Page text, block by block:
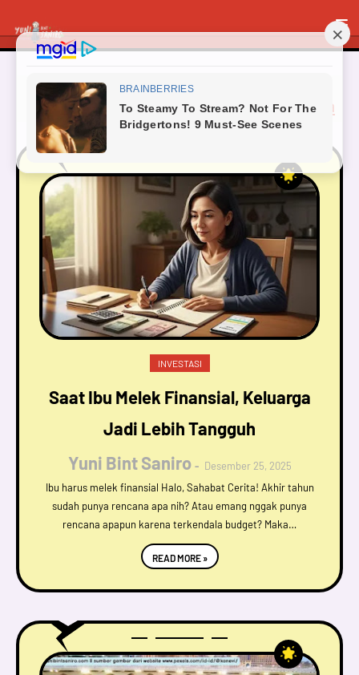
Menampilkan postingan dengan label
Tunjukkan semua
INVESTASI
Saat Ibu Melek Finansial, Keluarga
Jadi Lebih Tangguh
Yuni Bint Saniro
Desember 25, 2025
Ibu harus melek finansial Halo, Sahabat Cerita! Akhir tahun
sudah punya rencana apa nih? Atau emang nggak punya
rencana apapun karena terkendala budget? Maka…
READ MORE »